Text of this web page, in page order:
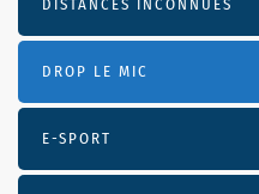
DISTANCES INCONNUES
DROP LE MIC
E-SPORT